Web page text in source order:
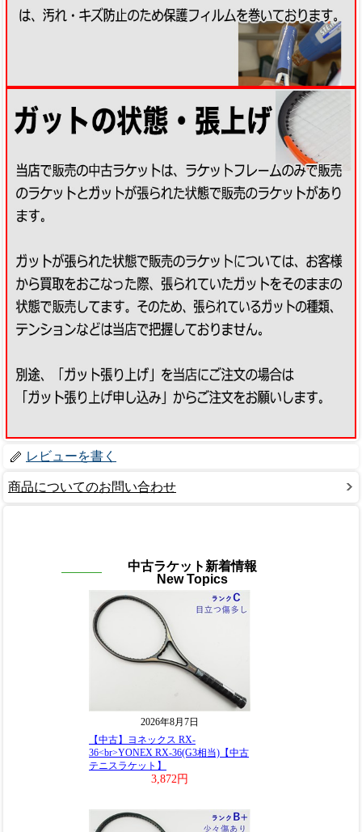
レビューを書く
商品についてのお問い合わせ
中古ラケット新着情報
New Topics